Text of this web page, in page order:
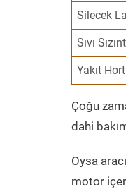
Silecek
Sıvı
Yakıt
Çoğu
dahi
Oysa
motor